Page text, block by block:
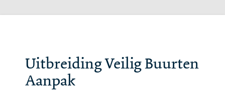
Uitbreiding Veilig Buurten
Aanpak